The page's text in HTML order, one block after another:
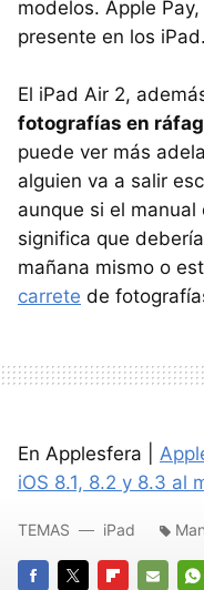
modelos. Apple
presente en los iPad.
El iPad Air 2,
fotografías en
puede ver más
alguien va a salir
aunque si el manual
significa que
mañana mismo o
carrete de
En Applesfera |
iOS 8.1, 8.2 y 8.3 al
TEMAS iPad